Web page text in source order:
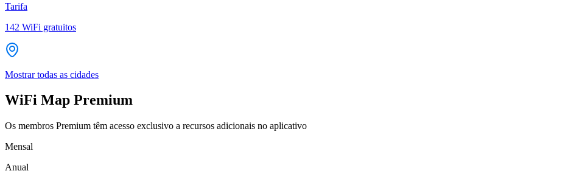
Tarifa
142 WiFi gratuitos
Mostrar todas as cidades
WiFi Map Premium
Os membros Premium têm acesso exclusivo a recursos adicionais no aplicativo
Mensal
Anual